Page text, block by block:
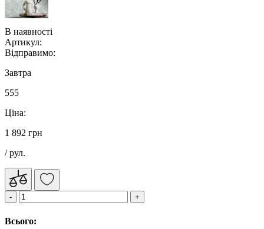
В наявності
Артикул:
Відправимо:
Завтра
555
Ціна:
1 892 грн
/ рул.
Всього: